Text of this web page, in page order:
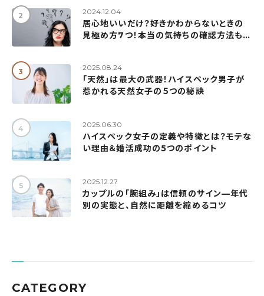
2024.12.04
居心地いいだけ？好きかわからないときの
見極め方7つ！本当の気持ちの確認方法も紹
2025.08.24
「天然」は最大の武器！ハイスペック男子が
惹かれる天然女子の５つの秘訣
2025.06.30
ハイスペック女子の定義や特徴とは？モテな
い理由＆婚活成功の5つのポイント
2025.12.27
カップルの「腕組み」は信頼のサイン—年代
別の実態と、自然に距離を縮めるコツ
CATEGORY